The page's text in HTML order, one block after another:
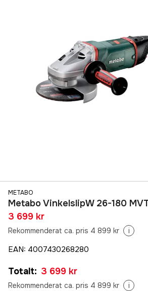
METABO
Metabo VinkelslipW 26-180
3 699 kr
Rekommenderat ca. pris 4 899 kr i
EAN: 4007430268280
Totalt: 3 699 kr
Rekommenderat ca. pris 4 899 kr i